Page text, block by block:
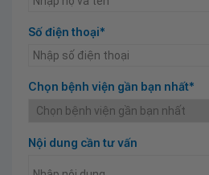
Số điện thoại*
Chọn bệnh viện gần bạn nhất*
Nội dung cần tư vấn